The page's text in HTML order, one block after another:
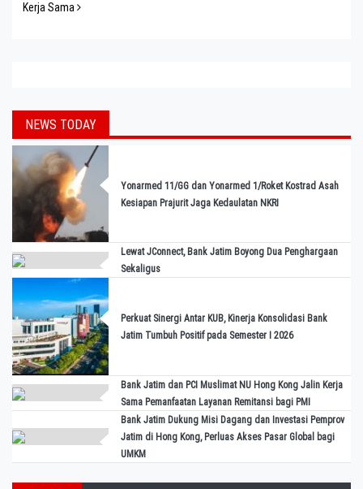
Kerja Sama
NEWS TODAY
Yonarmed 11/GG dan Yonarmed 1/Roket Kostrad Asah
Kesiapan Prajurit Jaga Kedaulatan NKRI
Lewat JConnect, Bank Jatim Boyong Dua Penghargaan
Sekaligus
Perkuat Sinergi Antar KUB, Kinerja Konsolidasi Bank
Jatim Tumbuh Positif pada Semester I 2026
Bank Jatim dan PCI Muslimat NU Hong Kong Jalin Kerja
Sama Pemanfaatan Layanan Remitansi bagi PMI
Bank Jatim Dukung Misi Dagang dan Investasi Pemprov
Jatim di Hong Kong, Perluas Akses Pasar Global bagi
UMKM